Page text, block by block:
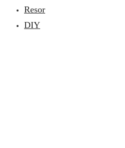
Resor
DIY